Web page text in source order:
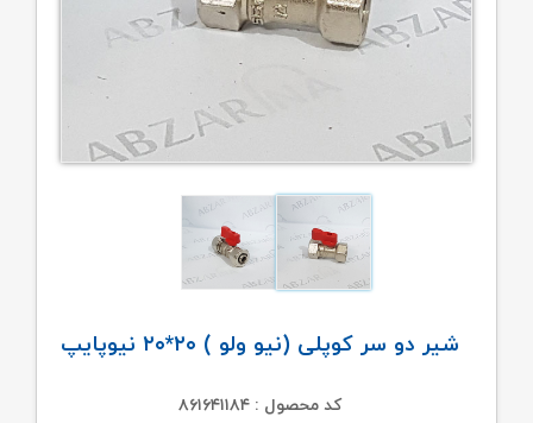
شیر دو سر کوپلی (نیو ولو ) ۲۰*۲۰ نیوپایپ
کد محصول : ۸۶۱۶۴۱۱۸۴